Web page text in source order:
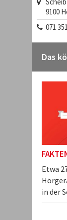
9100
071
Das
Etwa
in der